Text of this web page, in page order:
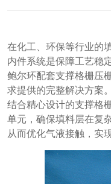
在化工、环保等行业的
内件系统是保障工艺稳
鲍尔环配套支撑格栅压
求提供的完整解决方案
结合精心设计的支撑格
单元，确保填料层在复
从而优化气液接触，实